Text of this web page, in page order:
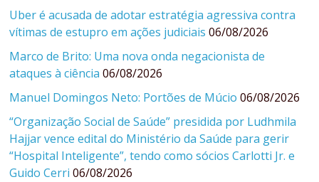
Uber é acusada de adotar estratégia agressiva contra
vítimas de estupro em ações judiciais 06/08/2026
Marco de Brito: Uma nova onda negacionista de
ataques à ciência 06/08/2026
Manuel Domingos Neto: Portões de Múcio 06/08/2026
“Organização Social de Saúde” presidida por Ludhmila
Hajjar vence edital do Ministério da Saúde para gerir
“Hospital Inteligente”, tendo como sócios Carlotti Jr. e
Guido Cerri 06/08/2026